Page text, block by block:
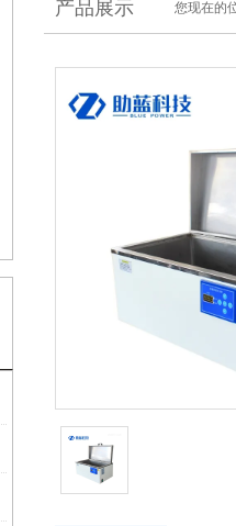
产品展示 您现在的